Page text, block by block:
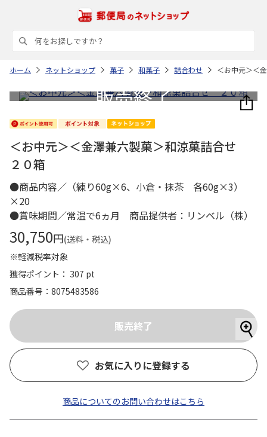
ホーム ネットショップ 菓子 和菓子 詰合わせ ＜お中元＞＜
＜お中元＞＜金澤兼六製菓＞和涼菓詰合せ
２０箱
●商品内容／（練り60g×6、小倉・抹茶 各60g×3）
×20
●賞味期間／常温で6ヵ月 商品提供者：リンベル（株）
30,750円(送料・税込)
※軽減税率対象
獲得ポイント： 307 pt
商品番号
8075483586
お気に入りに登録する
商品についてのお問い合わせはこちら